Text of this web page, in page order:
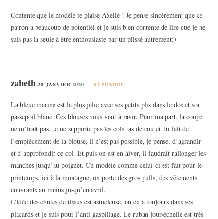
Contente que le modèle te plaise Axelle ! Je pense sincèrement que ce
patron a beaucoup de potentiel et je suis bien contente de lire que je ne
suis pas la seule à être enthousiaste par un plissé autrement;)
zabeth 28 JANVIER 2020 RÉPONDRE
La bleue marine est la plus jolie avec ses petits plis dans le dos et son
passepoil blanc. Ces blouses vous vont à ravir. Pour ma part, la coupe
ne m’irait pas. Je ne supporte pas les cols ras de cou et du fait de
l’empiècement de la blouse, il n’est pas possible, je pense, d’agrandir
et d’approfondir ce col. Et puis on est en hiver, il faudrait rallonger les
manches jusqu’au poignet. Un modèle comme celui-ci est fait pour le
printemps, ici à la montagne, on porte des gros pulls, des vêtements
couvrants au moins jusqu’en avril.
L’idée des chutes de tissus est astucieuse, on en a toujours dans ses
placards et je suis pour l’anti-gaspillage. Le ruban jour/échelle est très